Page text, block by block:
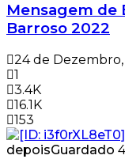
Mensagem de
Barroso 2022
24 de
1
3.4K
16.1K
153
depoisGuardado